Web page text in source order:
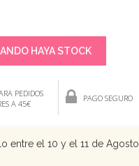
HAYA STOCK
PEDIDOS
A 45€
PAGO SEGURO
entre el 10 y el 11 de Agosto